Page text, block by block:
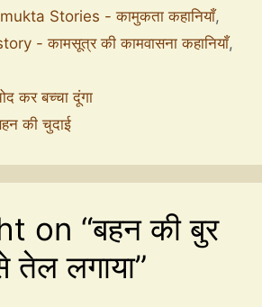
Stories - कामुकता कहानियाँ,
- कामसूत्र की कामवासना कहानियाँ,
कर बच्चा दूंगा
की चुदाई
on “बहन की बुर
लगाया”